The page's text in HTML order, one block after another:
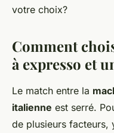
votre choix?
Comment
à expresso et
Le match entre la
italienne est serré.
de plusieurs